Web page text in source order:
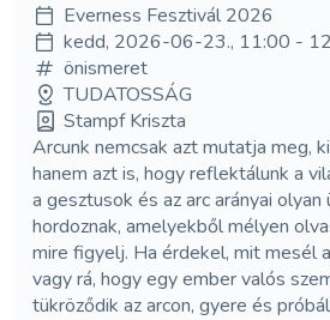
Everness Fesztivál 2026
kedd, 2026-06-23., 11:00 -
önismeret
TUDATOSSÁG
Stampf Kriszta
Arcunk nemcsak azt mutatja meg,
hanem azt is, hogy reflektálunk a
a gesztusok és az arc arányai
hordoznak, amelyekből mélyen
mire figyelj. Ha érdekel, mit mesél
vagy rá, hogy egy ember valós
tükröződik az arcon, gyere és